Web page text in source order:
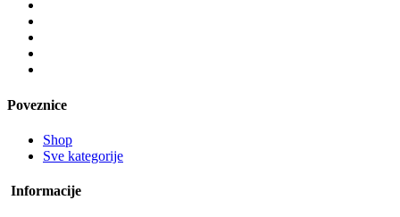
Poveznice
Shop
Sve kategorije
Informacije